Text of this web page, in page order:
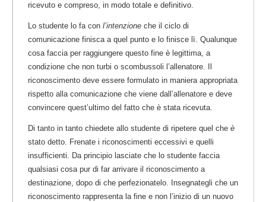
ricevuto e compreso, in modo totale e definitivo.
Lo studente lo fa con l’intenzione che il ciclo di
comunicazione finisca a quel punto e lo finisce lì. Qualunque
cosa faccia per raggiungere questo fine è legittima, a
condizione che non turbi o scombussoli l’allenatore. Il
riconoscimento deve essere formulato in maniera appropriata
rispetto alla comunicazione che viene dall’allenatore e deve
convincere quest’ultimo del fatto che è stata ricevuta.
Di tanto in tanto chiedete allo studente di ripetere quel che è
stato detto. Frenate i riconoscimenti eccessivi e quelli
insufficienti. Da principio lasciate che lo studente faccia
qualsiasi cosa pur di far arrivare il riconoscimento a
destinazione, dopo di che perfezionatelo. Insegnategli che un
riconoscimento rappresenta la fine e non l’inizio di un nuovo